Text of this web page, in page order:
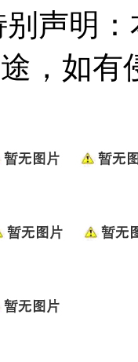
别声明
，如有